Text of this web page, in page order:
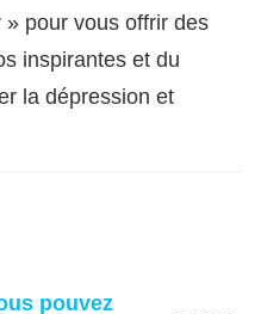
» pour vous offrir des
inspirantes et du
la dépression et
pouvez